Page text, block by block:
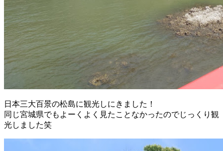
日本三大百景の松島に観光しにきました！
同じ宮城県でもよーくよく見たことなかったのでじっくり観
光しました笑